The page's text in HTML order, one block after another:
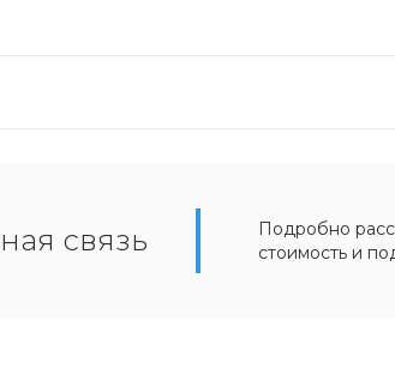
связь
Подробно
стоимость и